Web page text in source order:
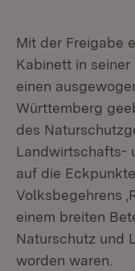
Mit der Freigabe
Kabinett in
einen
Württemberg
des
Landwirtschafts-
auf die
Volksbegehrens
einem breiten
Naturschutz und
worden waren.